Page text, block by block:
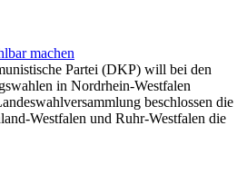
machen
Partei (DKP) will bei den
in Nordrhein-Westfalen
beschlossen die
Westfalen und Ruhr-Westfalen die